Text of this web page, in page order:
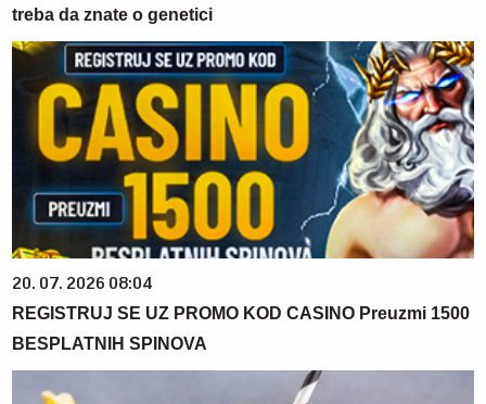
treba da znate o genetici
20. 07. 2026 08:04
REGISTRUJ SE UZ PROMO KOD CASINO Preuzmi 1500
BESPLATNIH SPINOVA